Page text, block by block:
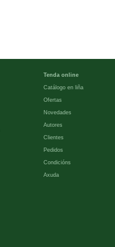
Tenda online
Catálogo en liña
Ofertas
Novedades
Autores
Clientes
Pedidos
Condicións
Axuda